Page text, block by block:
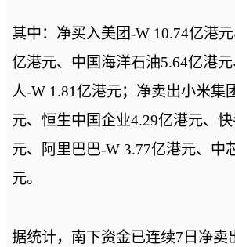
其中：净买入美团-W 10.74亿港元
亿港元、中国海洋石油5.64亿港元
人-W 1.81亿港元； 净卖出小米集
元、恒生中国企业4.29亿港元、
元、阿里巴巴-W 3.77亿港元、中
元。
据统计，南下资金已连续7日净卖